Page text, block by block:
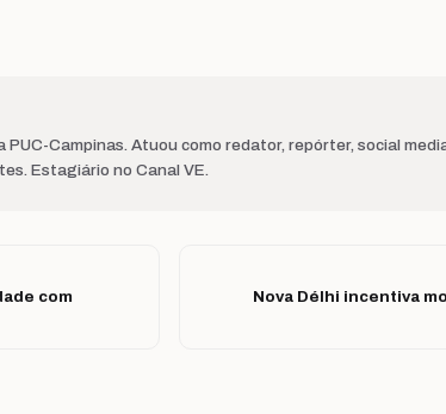
Campinas. Atuou como redator, repórter, social
Estagiário no Canal VE.
com
Nova Délhi incentiva